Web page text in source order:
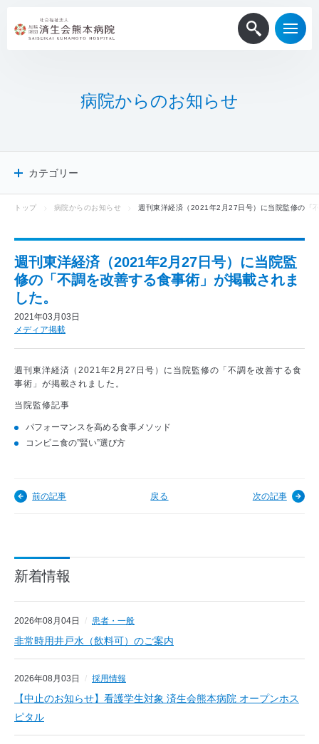
病院からのお知 らせ
カテゴリー
病院からのお知らせ
採用情報
メディア掲載
ニュースリリース
トップ 病院からのお知らせ 週刊東洋経済（2021年2月27日号）に当院監修の「
週刊東洋経済（2021年2月27日号）に当院監
修の「不調を改善する食事術」が掲載されま
した。
2021年03月03日
メディア掲載
週刊東洋経済（2021年2月27日号）に当院監修の「不調を改善する食
事術」が掲載されました。
当院監修記事
パフォーマンスを高める食事メソッド
コンビニ食の”賢い”選び方
前の記事 戻る 次の記事
新着情報
2026年08月04日 患者・一般
非常時用井戸水（飲料可）のご案内
2026年08月03日 採用情報
【中止のお知らせ】看護学生対象 済生会熊本病院 オープンホス
ピタル